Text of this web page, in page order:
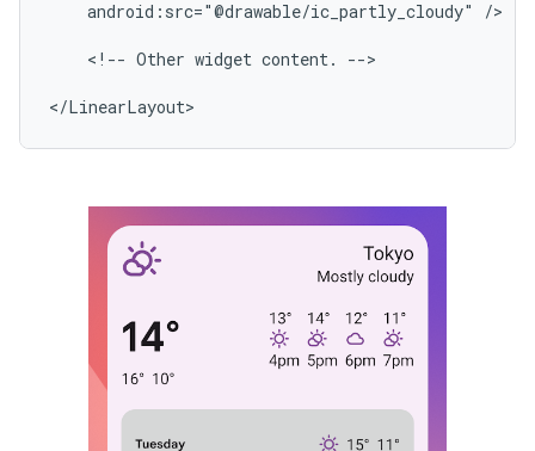
android:src="@drawable/ic_partly_cloudy" />
<!-- Other widget content. -->